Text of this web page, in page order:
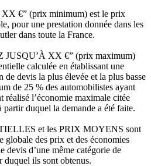
€” (prix minimum) est le prix
pour une prestation donnée dans les
dans toute la France.
JUSQU’À XX €” (prix maximum)
calculée en établissant une
devis la plus élevée et la plus basse
de 25 % des automobilistes ayant
réalisé l’économie maximale citée
duquel la demande a été faite.
et les PRIX MOYENS sont
globale des prix et des économies
devis d’une même catégorie de
duquel ils sont obtenus.